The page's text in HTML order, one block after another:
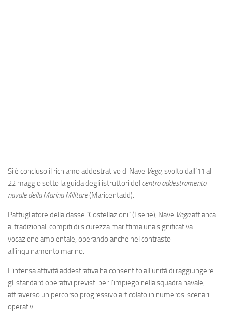
Forze Aeree
Incidenti
Eventi
Si è concluso il richiamo addestrativo di Nave Vega, svolto dall’11 al
22 maggio sotto la guida degli istruttori del centro addestramento
navale della Marina Militare(Maricentadd).
Pattugliatore della classe “Costellazioni” (I serie), Nave Vegaaffianca
ai tradizionali compiti di sicurezza marittima una significativa
vocazione ambientale, operando anche nel contrasto
all’inquinamento marino.
L’intensa attività addestrativa ha consentito all’unità di raggiungere
gli standard operativi previsti per l’impiego nella squadra navale,
attraverso un percorso progressivo articolato in numerosi scenari
operativi.